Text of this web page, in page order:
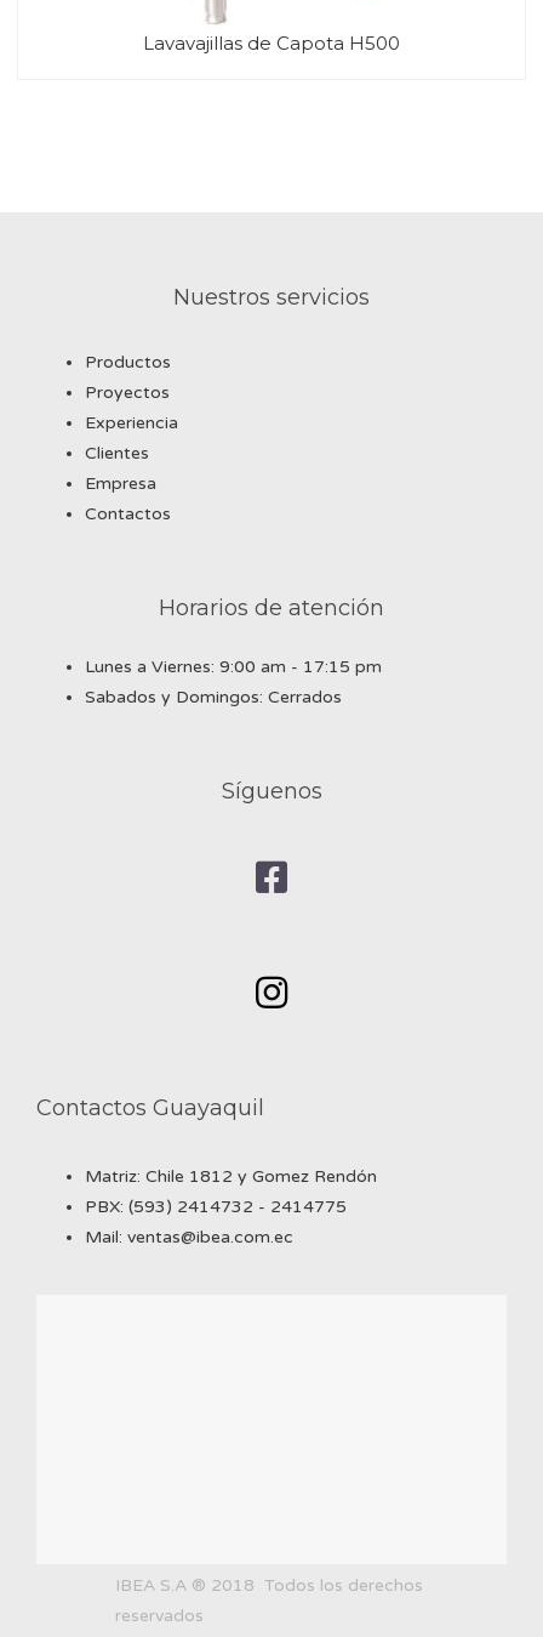
Lavavajillas de Capota H500
Nuestros servicios
Productos
Proyectos
Experiencia
Clientes
Empresa
Contactos
Horarios de atención
Lunes a Viernes: 9:00 am - 17:15 pm
Sabados y Domingos: Cerrados
Síguenos
Contactos Guayaquil
Matriz: Chile 1812 y Gomez Rendón
PBX: (593) 2414732 - 2414775
Mail: ventas@ibea.com.ec
IBEA S.A ® 2018 Todos los derechos
reservados